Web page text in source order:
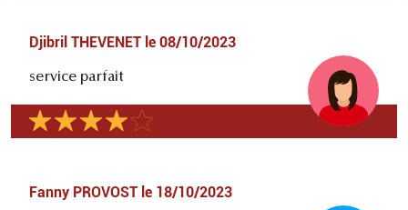
Djibril THEVENET le 08/10/2023
service parfait
Fanny PROVOST le 18/10/2023